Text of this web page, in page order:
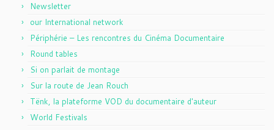
Newsletter
our International network
Périphérie – Les rencontres du Cinéma Documentaire
Round tables
Si on parlait de montage
Sur la route de Jean Rouch
Tënk, la plateforme VOD du documentaire d'auteur
World Festivals